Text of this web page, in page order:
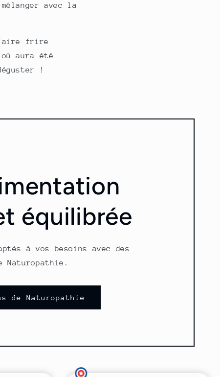
avec la
frire
aura été
!
équilibrée
à vos besoins avec des
Naturopathie.
de Naturopathie